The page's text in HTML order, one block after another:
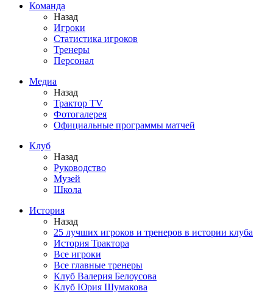
Команда
Назад
Игроки
Статистика игроков
Тренеры
Персонал
Медиа
Назад
Трактор TV
Фотогалерея
Официальные программы матчей
Клуб
Назад
Руководство
Музей
Школа
История
Назад
25 лучших игроков и тренеров в истории клуба
История Трактора
Все игроки
Все главные тренеры
Клуб Валерия Белоусова
Клуб Юрия Шумакова